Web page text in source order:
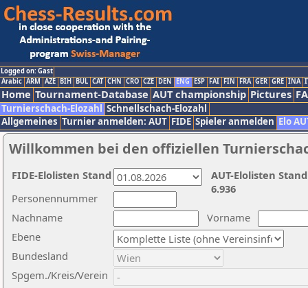
Logged on: Gast
Arabic ARM AZE BIH BUL CAT CHN CRO CZE DEN ENG ESP FAI FIN FRA GER GRE INA
Home Tournament-Database AUT championship Pictures
Turnierschach-Elozahl Schnellschach-Elozahl
Allgemeines Turnier anmelden: AUT FIDE Spieler anmelden Elo
Willkommen bei den offiziellen
Nachname
Vorname
Ebene
Personennummer
Bundesland
Spgem./Kreis/Verein
AUT-Elolisten
6.936
FIDE-Elolisten Stand